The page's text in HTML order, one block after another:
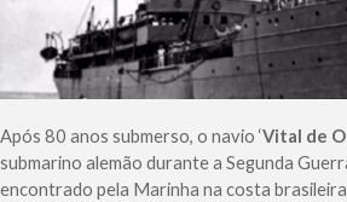
Após 80 anos submerso, o navio ‘Vital de
submarino alemão durante a Segunda
encontrado pela Marinha na costa